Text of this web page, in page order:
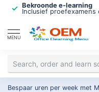
Bekroonde e-learning
Inclusief
MENU
Bespaar uren per week met